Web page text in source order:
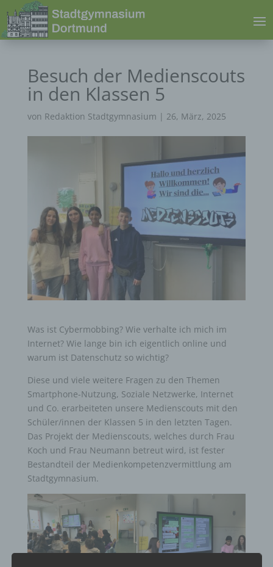
Besuch der Medienscouts
in den Klassen 5
von Redaktion Stadtgymnasium | 26, März, 2025
Was ist Cybermobbing? Wie verhalte ich mich im
Internet? Wie lange bin ich eigentlich online und
warum ist Datenschutz so wichtig?
Diese und viele weitere Fragen zu den Themen
Smartphone-Nutzung, Soziale Netzwerke, Internet
und Co. erarbeiteten unsere Medienscouts mit den
Schüler/innen der Klassen 5 in den letzten Tagen.
Das Projekt der Medienscouts, welches durch Frau
Koch und Frau Neumann betreut wird, ist fester
Bestandteil der Medienkompetenzvermittlung am
Stadtgymnasium.